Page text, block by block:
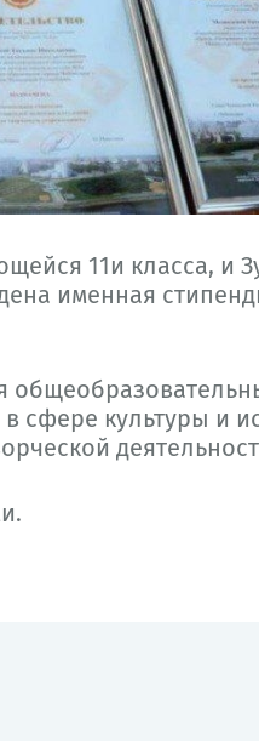
11и класса, и
именная
сфере культуры и